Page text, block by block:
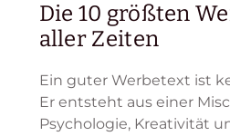
Die 10 größten
aller Zeiten
Ein guter Werbetext ist
Er entsteht aus einer
Psychologie, Kreativität